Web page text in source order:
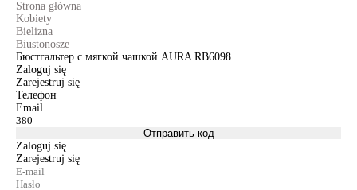
Strona główna
Kobiety
Bielizna
Biustonosze
Бюстгальтер с мягкой чашкой AURA RB6098
Zaloguj się
Zarejestruj się
Телефон
Email
Отправить код
Zaloguj się
Zarejestruj się